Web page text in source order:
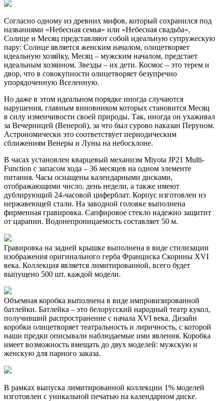
Согласно одному из древних мифов, который сохранился под
названиями «Небесная семья» или «Небесная свадьба»,
Солнце и Месяц представляют собой идеальную супружескую
пару: Солнце является женским началом, олицетворяет
идеальную хозяйку, Месяц – мужским началом, предстает
идеальным хозяином. Звезды – их дети. Космос – это терем и
двор, что в совокупности олицетворяет безупречно
упорядоченную Вселенную.
Но даже в этом идеальном порядке иногда случаются
нарушения, главным виновником которых становится Месяц
в силу изменчивости своей природы. Так, иногда он ухаживал
за Вечерницей (Венерой), за что был сурово наказан Перуном.
Астрономически это соответствует периодическим
сближениям Венеры и Луны на небосклоне.
В часах установлен кварцевый механизм Miyota JP21 Multi-
Function с запасом хода – 36 месяцев на одном элементе
питания. Часы оснащены календарными дисками,
отображающими число, день недели, а также имеют
дублирующий 24-часовой циферблат. Корпус изготовлен из
нержавеющей стали. На заводной головке выполнена
фирменная гравировка. Сапфировое стекло надежно защитит
от царапин. Водонепроницаемость составляет 50 м.
Гравировка на задней крышке выполнена в виде стилизации
изображения оригинального герба Франциска Скорины XVI
века. Коллекция является лимитированной, всего будет
выпущено 500 шт. каждой модели.
Объемная коробка выполнена в виде импровизированной
батлейки. Батлейка – это белорусский народный театр кукол,
получивший распространение с начала XVI века. Дизайн
коробки олицетворяет театральность и лиричность, с которой
наши предки описывали наблюдаемые ими явления. Коробка
имеет возможность вмещать до двух моделей: мужскую и
женскую для парного заказа.
В рамках выпуска лимитированной коллекции 1% моделей
изготовлен с уникальной печатью на календарном диске.